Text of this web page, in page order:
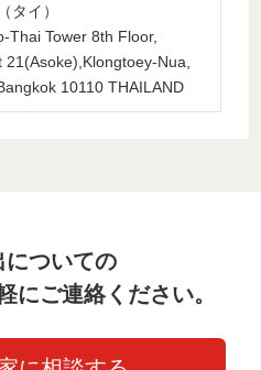
タイ）
Thai Tower 8th Floor,
21(Asoke),Klongtoey-Nua,
10110 THAILAND
についての
にご連絡ください。